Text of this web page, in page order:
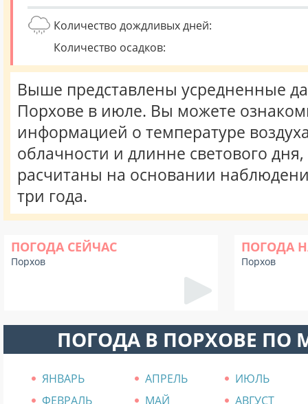
Количество дождливых дней:
Количество осадков:
Выше представлены усредненные
Порхове в июле. Вы можете
информацией о температуре
облачности и длинне светового
расчитаны на основании
три года.
ПОГОДА СЕЙЧАС
Порхов
ПОГОДА
Порхов
ПОГОДА В ПОРХОВЕ ПО
ЯНВАРЬ АПРЕЛЬ
ИЮЛЬ
ФЕВРАЛЬ
МАЙ
АВГУСТ